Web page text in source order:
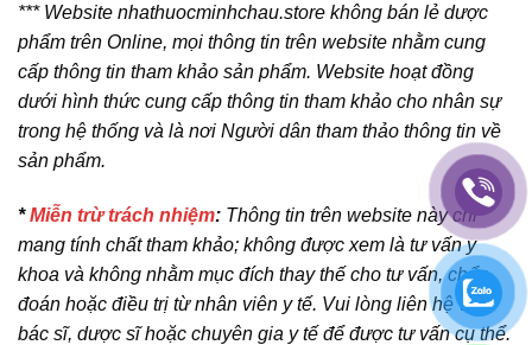
*** Website nhathuocminhchau.store không bán lẻ dược
phẩm trên Online, mọi thông tin trên website nhằm cung
cấp thông tin tham khảo sản phẩm. Website hoạt đồng
dưới hình thức cung cấp thông tin tham khảo cho nhân sự
trong hệ thống và là nơi Người dân tham thảo thông tin về
sản phẩm.
*Miễn trừ trách nhiệm: Thông tin trên website này chỉ
mang tính chất tham khảo; không được xem là tư vấn y
khoa và không nhằm mục đích thay thế cho tư vấn, chẩn
đoán hoặc điều trị từ nhân viên y tế. Vui lòng liên hệ với
bác sĩ, dược sĩ hoặc chuyên gia y tế để được tư vấn cụ thể.